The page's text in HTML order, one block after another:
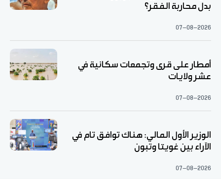
بدل محاربة الفقر؟
07-08-2026
أمطار على قرى وتجمعات سكانية في
عشر ولايات
07-08-2026
الوزير الأول المالي: هناك توافق تام في
الآراء بين غويتا وتبون
07-08-2026